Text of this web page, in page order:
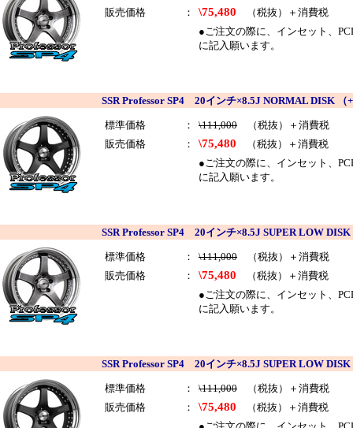
販売価格
： \75,480 （税抜）＋消費税
●ご注文の際に、インセット、
に記入願います。
SSR Professor SP4 20インチ×8.5J NORMAL DISK （
標準価格 ： \111,000 （税抜）＋消費税
販売価格
： \75,480 （税抜）＋消費税
●ご注文の際に、インセット、
に記入願います。
SSR Professor SP4 20インチ×8.5J SUPER LOW
標準価格 ： \111,000 （税抜）＋消費税
販売価格
： \75,480 （税抜）＋消費税
●ご注文の際に、インセット、
に記入願います。
SSR Professor SP4 20インチ×8.5J SUPER LOW
標準価格 ： \111,000 （税抜）＋消費税
販売価格
： \75,480 （税抜）＋消費税